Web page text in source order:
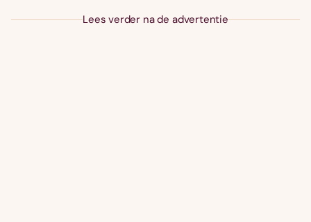
Lees verder na de advertentie